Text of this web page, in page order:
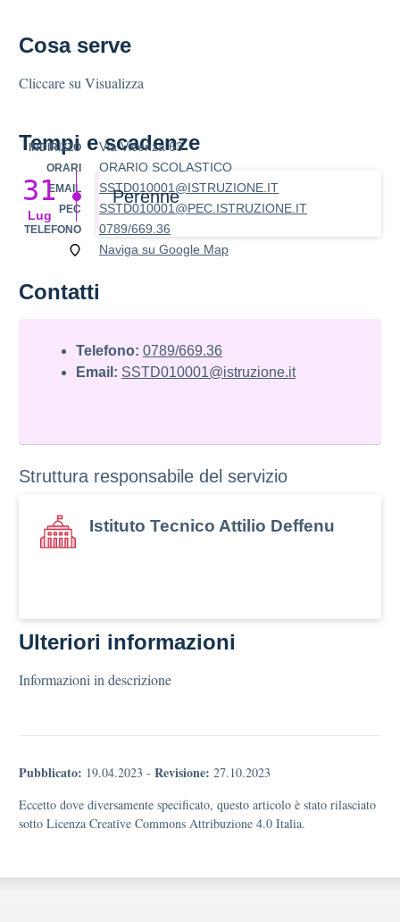
INDIRIZZO Via Vicenza 63
ORARI ORARIO SCOLASTICO
EMAIL SSTD010001@ISTRUZIONE.IT
PEC SSTD010001@PEC.ISTRUZIONE.IT
TELEFONO
0789/669.36
Naviga su Google Map
Cosa serve
Cliccare su Visualizza
Tempi e scadenze
Perenne
31
Lug
Contatti
Telefono: 0789/669.36
Email: SSTD010001@istruzione.it
Struttura responsabile del servizio
Istituto Tecnico Attilio Deffenu
Ulteriori informazioni
Informazioni in descrizione
Pubblicato: 19.04.2023 - Revisione: 27.10.2023
Eccetto dove diversamente specificato, questo articolo è stato rilasciato
sotto Licenza Creative Commons Attribuzione 4.0 Italia.